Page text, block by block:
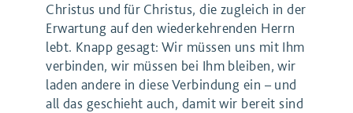
Christus und für Christus, die zugleich in der
Erwartung auf den wiederkehrenden Herrn
lebt. Knapp gesagt: Wir müssen uns mit Ihm
verbinden, wir müssen bei Ihm bleiben, wir
laden andere in diese Verbindung ein – und
all das geschieht auch, damit wir bereit sind